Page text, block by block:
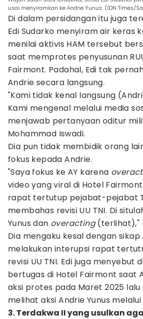
usai menyiramkan ke Andrie Yunus. (IDN Times/
Di dalam persidangan itu juga
Edi Sudarko menyiram air keras
menilai aktivis HAM tersebut
saat memprotes penyusunan
Fairmont. Padahal, Edi tak
Andrie secara langsung.
"Kami tidak kenal langsung
Kami mengenal melalui media
menjawab pertanyaan oditur
Mohammad Iswadi.
Dia pun tidak membidik orang
fokus kepada Andrie.
"Saya fokus ke AY karena
video yang viral di Hotel
rapat tertutup pejabat-pejabat
membahas revisi UU TNI. Di
Yunus dan overacting(terlihat),"
Dia mengaku kesal dengan
melakukan interupsi rapat
revisi UU TNI. Edi juga menyebut
bertugas di Hotel Fairmont saat
aksi protes pada Maret 2025 lalu
melihat aksi Andrie Yunus
3. Terdakwa II yang usulkan